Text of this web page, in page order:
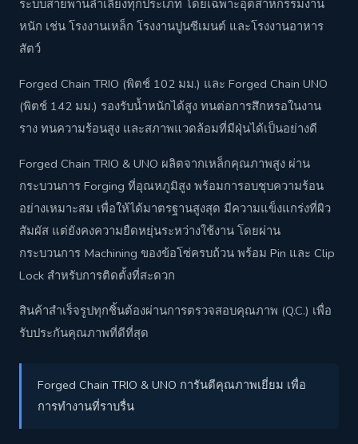
ระบบสายพานลำเลียงทุกประเภท โดยเฉพาะอุตสาหกรรมงาน
หนัก เช่น โรงงานเหล็ก โรงงานปูนซีเมนต์ และโรงงานอาหาร
สัตว์
Forged Chain TRIO (พิตช์ 102 มม.) และ Forged Chain UNO
(พิตช์ 142 มม.) รองรับน้ำหนักได้สูง ทนต่อการสึกหรอในงาน
ราง ทนความร้อนสูง และสภาพแวดล้อมที่มีฝุ่นได้เป็นอย่างดี
Forged Chain TRIO & UNO ผลิตจากเหล็กคุณภาพสูง ผ่าน
กระบวนการ Forging ที่อุณหภูมิสูง พร้อมการอบชุบความร้อน
อย่างเหมาะสม เพื่อให้ได้มาตรฐานสูงสุด มีความแข็งแกร่งที่ผิว
สัมผัส แต่ยังคงความยืดหยุ่นระหว่างใช้งาน โดยผ่าน
กระบวนการ Machining ของข้อโซ่ครบถ้วน พร้อม Pin และ Clip
Lock สำหรับการติดตั้งที่สะดวก
สินค้าสำเร็จรูปทุกชิ้นต้องผ่านการตรวจสอบคุณภาพ (Q.C.) เพื่อ
รับประกันคุณภาพที่ดีที่สุด
Forged Chain TRIO & UNO การันตีคุณภาพเยี่ยม เพื่อ
การทำงานที่ราบรื่น